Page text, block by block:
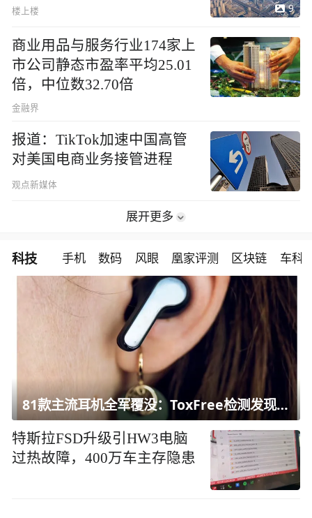
楼上楼 9
商业用品与服务行业174家上
市公司静态市盈率平均25.01
倍，中位数32.70倍
金融界
报道：TikTok加速中国高管
对美国电商业务接管进程
观点新媒体
展开更多
科技 手机 数码 风眼 凰家评测 区块链 车科
81款主流耳机全军覆没：ToxFree检测发现均含对人体有害化学物质
特斯拉FSD升级引HW3电脑
过热故障，400万车主存隐患